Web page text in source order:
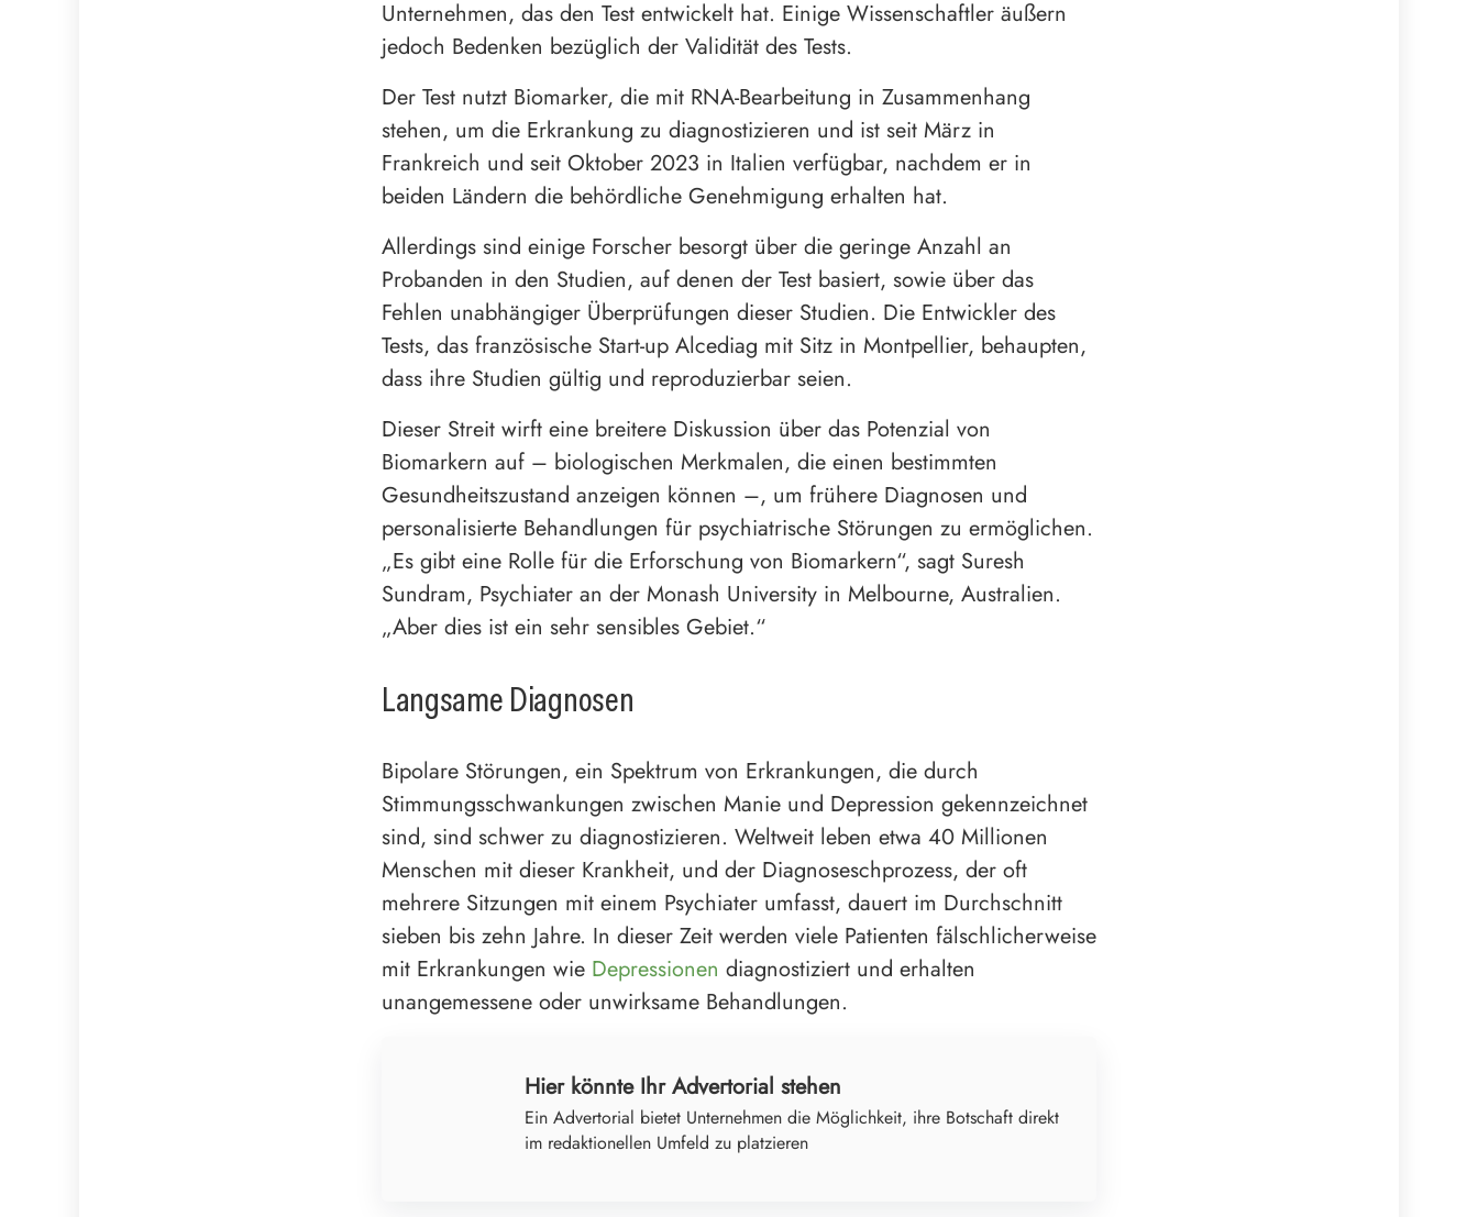
Unternehmen, das den Test entwickelt hat. Einige Wissenschaftler äußern
jedoch Bedenken bezüglich der Validität des Tests.
Der Test nutzt Biomarker, die mit RNA-Bearbeitung in Zusammenhang
stehen, um die Erkrankung zu diagnostizieren und ist seit März in
Frankreich und seit Oktober 2023 in Italien verfügbar, nachdem er in
beiden Ländern die behördliche Genehmigung erhalten hat.
Allerdings sind einige Forscher besorgt über die geringe Anzahl an
Probanden in den Studien, auf denen der Test basiert, sowie über das
Fehlen unabhängiger Überprüfungen dieser Studien. Die Entwickler des
Tests, das französische Start-up Alcediag mit Sitz in Montpellier, behaupten,
dass ihre Studien gültig und reproduzierbar seien.
Dieser Streit wirft eine breitere Diskussion über das Potenzial von
Biomarkern auf – biologischen Merkmalen, die einen bestimmten
Gesundheitszustand anzeigen können –, um frühere Diagnosen und
personalisierte Behandlungen für psychiatrische Störungen zu ermöglichen.
„Es gibt eine Rolle für die Erforschung von Biomarkern“, sagt Suresh
Sundram, Psychiater an der Monash University in Melbourne, Australien.
„Aber dies ist ein sehr sensibles Gebiet.“
Langsame Diagnosen
Bipolare Störungen, ein Spektrum von Erkrankungen, die durch
Stimmungsschwankungen zwischen Manie und Depression gekennzeichnet
sind, sind schwer zu diagnostizieren. Weltweit leben etwa 40 Millionen
Menschen mit dieser Krankheit, und der Diagnoseschprozess, der oft
mehrere Sitzungen mit einem Psychiater umfasst, dauert im Durchschnitt
sieben bis zehn Jahre. In dieser Zeit werden viele Patienten fälschlicherweise
mit Erkrankungen wie Depressionen diagnostiziert und erhalten
unangemessene oder unwirksame Behandlungen.
Hier könnte Ihr Advertorial stehen
Ein Advertorial bietet Unternehmen die Möglichkeit, ihre Botschaft direkt
im redaktionellen Umfeld zu platzieren